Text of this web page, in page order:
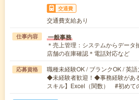
交通費
交通費支給あり
仕事内容 一般事務
＊売上管理：システムからデータ
店舗の在庫確認＊電話対応など
応募資格
職種未経験OK / ブランクOK / 英
◆未経験者歓迎！◆事務経験があ
スキル】Excel（関数） #初めて